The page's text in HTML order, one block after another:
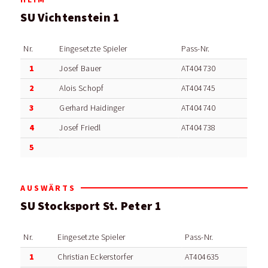
SU Vichtenstein 1
Nr. Eingesetzte Spieler Pass-Nr.
1 Josef Bauer AT404730
2 Alois Schopf AT404745
3 Gerhard Haidinger AT404740
4 Josef Friedl AT404738
5
AUSWÄRTS
SU Stocksport St. Peter 1
Nr. Eingesetzte Spieler Pass-Nr.
1 Christian Eckerstorfer AT404635